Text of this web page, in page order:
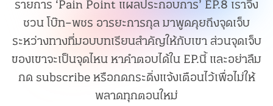
รายการ ‘Pain Point แผลประกอบการ’ EP.8 เราจึง
ชวน โบ๊ท–พชร อารยะการกุล มาพูดคุยถึงจุดเจ็บ
ระหว่างทางที่มอบบทเรียนสำคัญให้กับเขา ส่วนจุดเจ็บ
ของเขาจะเป็นจุดไหน หาคำตอบได้ใน EP.นี้ และอย่าลืม
กด subscribe หรือกดกระดิ่งแจ้งเตือนไว้เพื่อไม่ให้
พลาดทุกตอนใหม่